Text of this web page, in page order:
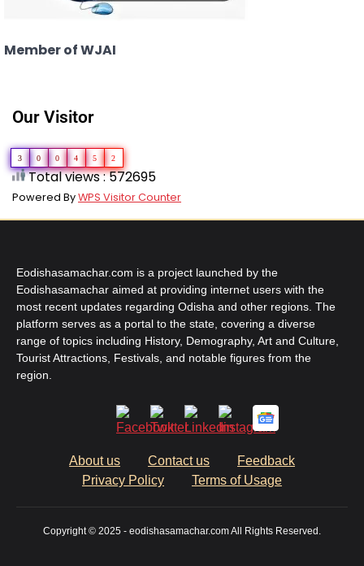
Member of WJAI
Our Visitor
3 0 0 4 5 2
Total views : 572695
Powered ByWPS Visitor Counter
Eodishasamachar.com is a project launched by the
Eodishasamachar aimed at providing internet users with the
most recent updates regarding Odisha and other regions. The
platform serves as a portal to the state, covering a diverse
range of topics including History, Demography, Art and Culture,
Tourist Attractions, Festivals, and notable figures from the
region.
About us Contact us
Feedback
Privacy Policy
Terms of Usage
Copyright © 2025 - eodishasamachar.com All Rights Reserved.